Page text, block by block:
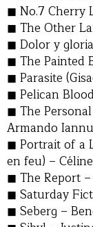
No.7 Cherry
The Other
Dolor y
The Painted
Parasite
Pelican
The
Armando
Portrait of a
en feu) –
The Report
Saturday
Seberg –